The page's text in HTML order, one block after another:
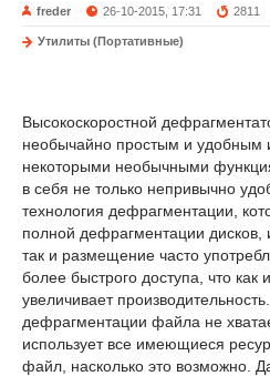
freder 26-10-2015, 17:31 2811
Утилиты (Портативные)
Высокоскоростной
необычайно простым и удобным
некоторыми необычными
в себя не только непривычно
технология дефрагментации,
полной дефрагментации дисков,
так и размещение часто
более быстрого доступа, что как
увеличивает
дефрагментации файла не
использует все имеющиеся
файл, насколько это возможно.